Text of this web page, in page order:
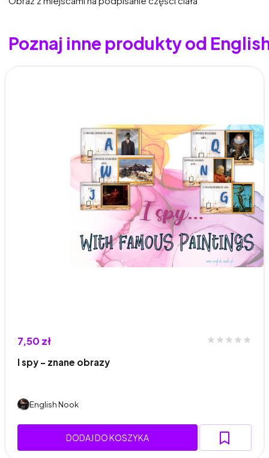
Poznaj inne produkty od
7,50 zł
I spy - znane obrazy
English Nook
DODAJ DO KOSZYKA